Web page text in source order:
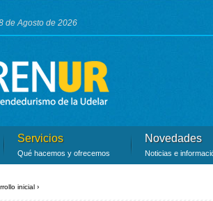
de Agosto de 2026
Servicios
Qué hacemos y ofrecemos
Novedades
Noticias e
inicial ›